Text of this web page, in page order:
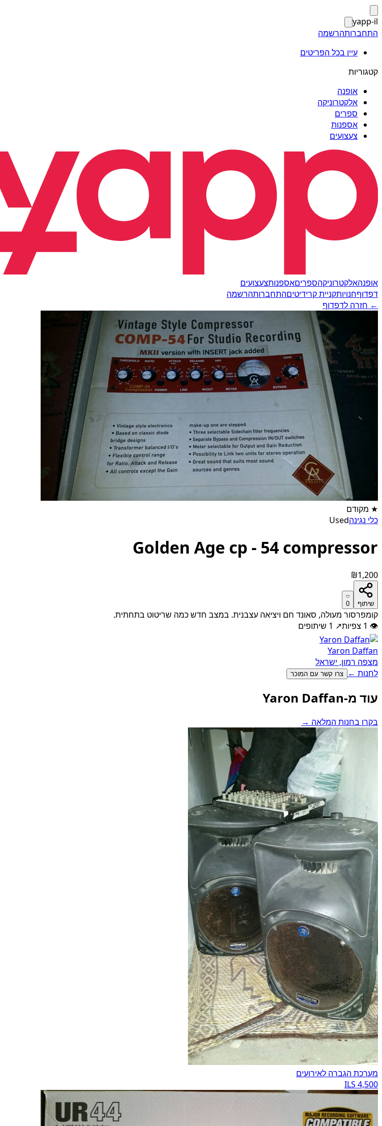
yapp-il
התחברותהרשמה
עיין בכל הפריטים
קטגוריות
אופנה
אלקטרוניקה
ספרים
אספנות
צעצועים
אופנהאלקטרוניקהספריםאספנותצעצועים
דפדוףחנויותקניית קרידיטיםהתחברותהרשמה
← חזרה לדפדוף
★ מקודם
כלי נגינהUsed
Golden Age cp - 54 compressor
₪1,200
שיתוף 0
קומפרסור מעולה, סאונד חם ויציאה עצבנית. במצב חדש כמה שריטוט בתחתית.
👁
1 צפיות↗
1 שיתופים
Yaron Daffan
מצפה רמון, ישראל
לחנות ←
צרו קשר עם המוכר
עוד מ-Yaron Daffan
בקרו בחנות המלאה →
מערכת הגברה לאירועים
4,500 ILS